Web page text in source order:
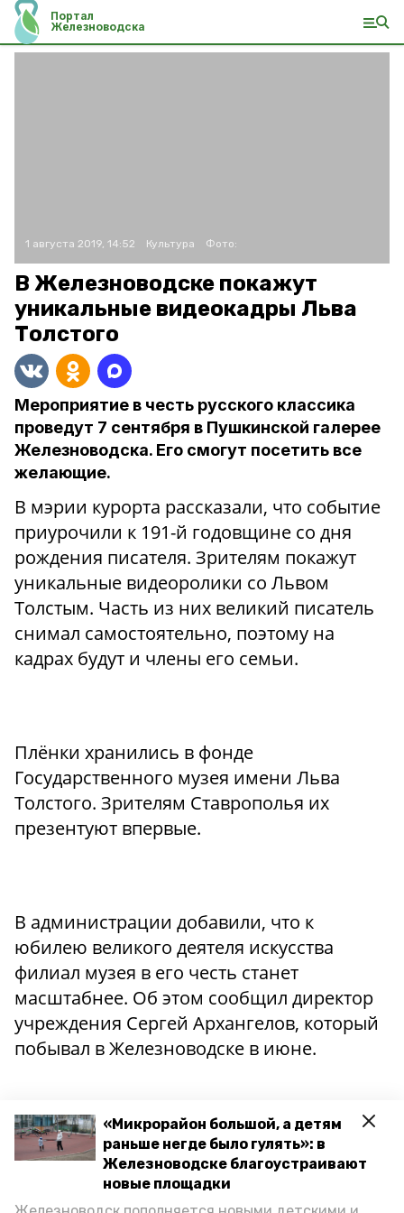
«Микрорайон большой, а детям
раньше негде было гулять»: в
Железноводске благоустраивают
новые площадки
Портал
Железноводска
1 августа 2019, 14:52 Культура Фото:
В Железноводске покажут
уникальные видеокадры Льва
Толстого
Мероприятие в честь русского классика
проведут 7 сентября в Пушкинской галерее
Железноводска. Его смогут посетить все
желающие.
В мэрии курорта рассказали, что событие
приурочили к 191-й годовщине со дня
рождения писателя. Зрителям покажут
уникальные видеоролики со Львом
Толстым. Часть из них великий писатель
снимал самостоятельно, поэтому на
кадрах будут и члены его семьи.
Плёнки хранились в фонде
Государственного музея имени Льва
Толстого. Зрителям Ставрополья их
презентуют впервые.
В администрации добавили, что к
юбилею великого деятеля искусства
филиал музея в его честь станет
масштабнее. Об этом сообщил директор
учреждения Сергей Архангелов, который
побывал в Железноводске в июне.
Ранее Минкультуры РФ выставило список
обладателей премии Правительства РФ за
лучшую театральную постановку по